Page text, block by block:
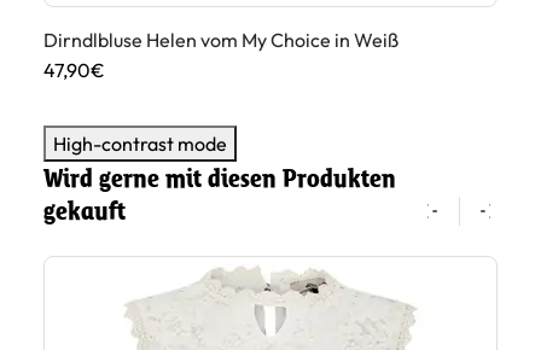
Dirndlbluse Helen vom My Choice in Weiß
47,90€
High-contrast mode
Wird gerne mit diesen Produkten
gekauft